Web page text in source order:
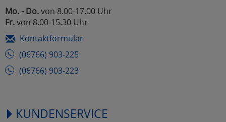
Mo. - Do.von 8.00-17.00 Uhr
Fr.von 8.00-15.30 Uhr
Kontaktformular
(06766) 903-225
(06766) 903-223
KUNDENSERVICE